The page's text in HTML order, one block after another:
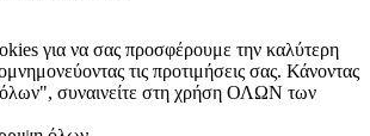
για να σας προσφέρουμε την καλύτερη
τις προτιμήσεις σας. Κάνοντας
συναινείτε στη χρήση ΟΛΩΝ των